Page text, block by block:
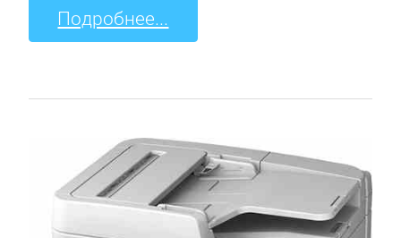
Подробнее...